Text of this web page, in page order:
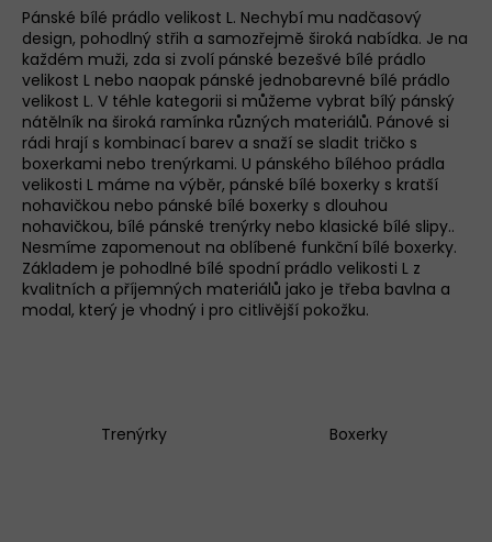
Pánské bílé prádlo velikost L. Nechybí mu nadčasový
design, pohodlný střih a samozřejmě široká nabídka. Je na
každém muži, zda si zvolí pánské bezešvé bílé prádlo
velikost L nebo naopak pánské jednobarevné bílé prádlo
velikost L. V téhle kategorii si můžeme vybrat bílý pánský
nátělník na široká ramínka různých materiálů. Pánové si
rádi hrají s kombinací barev a snaží se sladit tričko s
boxerkami nebo trenýrkami. U pánského bíléhoo prádla
velikosti L máme na výběr, pánské bílé boxerky s kratší
nohavičkou nebo pánské bílé boxerky s dlouhou
nohavičkou, bílé pánské trenýrky nebo klasické bílé slipy..
Nesmíme zapomenout na oblíbené funkční bílé boxerky.
Základem je pohodlné bílé spodní prádlo velikosti L z
kvalitních a příjemných materiálů jako je třeba bavlna a
modal, který je vhodný i pro citlivější pokožku.
Trenýrky Boxerky
ř
e
b
u
j
e
t
e
n
a
j